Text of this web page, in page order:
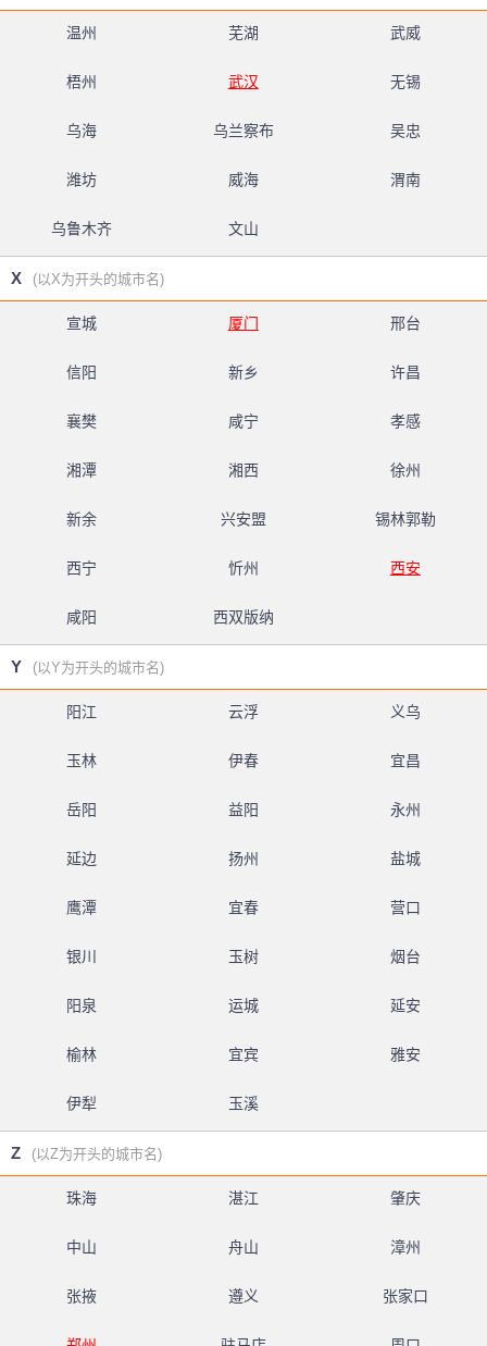
温州 芜湖 武威
梧州 武汉 无锡
乌海 乌兰察布 吴忠
潍坊 威海 渭南
乌鲁木齐 文山
X (以X为开头的城市名)
宣城 厦门 邢台
信阳 新乡 许昌
襄樊 咸宁 孝感
湘潭 湘西 徐州
新余 兴安盟 锡林郭勒
西宁 忻州 西安
咸阳 西双版纳
Y (以Y为开头的城市名)
阳江 云浮 义乌
玉林 伊春 宜昌
岳阳 益阳 永州
延边 扬州 盐城
鹰潭 宜春 营口
银川 玉树 烟台
阳泉 运城 延安
榆林 宜宾 雅安
伊犁 玉溪
Z (以Z为开头的城市名)
珠海 湛江 肇庆
中山 舟山 漳州
张掖 遵义 张家口